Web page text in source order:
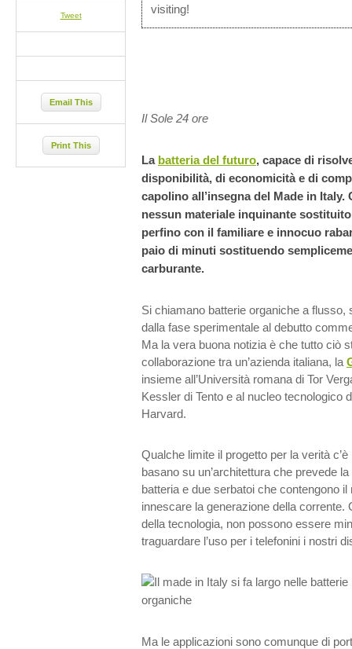
visiting!
Il Sole 24 ore
La batteria del futuro, capace di
disponibilità, di economicità e di
capolino all’insegna del Made in
nessun materiale inquinante
perfino con il familiare e innocuo
paio di minuti sostituendo
carburante.
Si chiamano batterie organiche a
dalla fase sperimentale al debutto
Ma la vera buona notizia è che tutto ciò
collaborazione tra un’azienda italiana, la
insieme all’Università romana di Tor
Kessler di Tento e al nucleo tecnologico
Harvard.
Qualche limite il progetto per la verità
basano su un’architettura che prevede
batteria e due serbatoi che contengono il
innescare la generazione della corrente.
della tecnologia, non possono essere
traguardare l’uso per i telefonini i nostri
Ma le applicazioni sono comunque di
Tweet
Email This
Print This